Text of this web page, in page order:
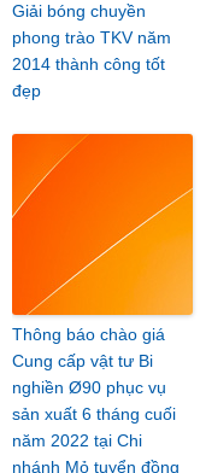
Giải bóng chuyền
phong trào TKV năm
2014 thành công tốt
đẹp
Thông báo chào giá
Cung cấp vật tư Bi
nghiền Ø90 phục vụ
sản xuất 6 tháng cuối
năm 2022 tại Chi
nhánh Mỏ tuyển đồng